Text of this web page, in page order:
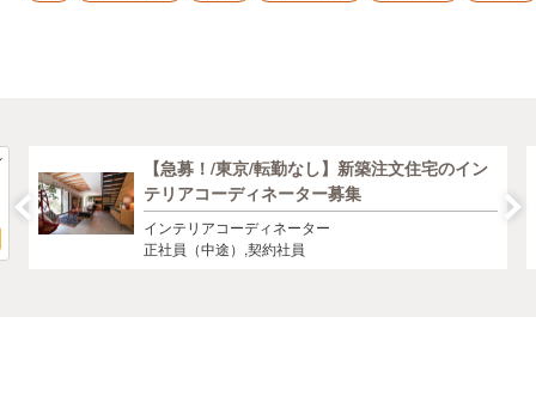
【急募！/東京/転勤なし】新築注文住宅のイン
テリアコーディネーター募集
インテリアコーディネーター
正社員（中途）,契約社員